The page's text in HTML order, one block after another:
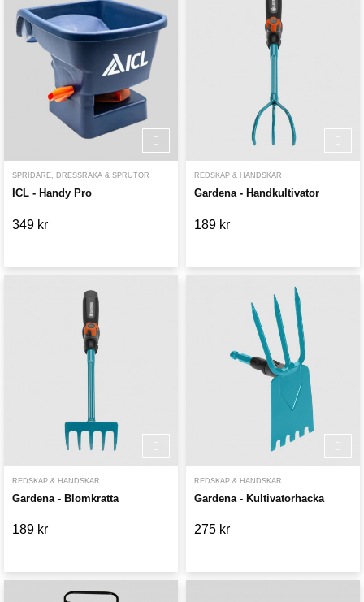
SPRIDARE, DRESSRAKA & SPRUTOR
ICL - Handy Pro
349 kr
REDSKAP & HANDSKAR
Gardena - Handkultivator
189 kr
REDSKAP & HANDSKAR
Gardena - Blomkratta
189 kr
REDSKAP & HANDSKAR
Gardena - Kultivatorhacka
275 kr